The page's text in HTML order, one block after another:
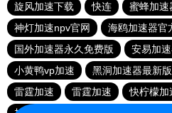
旋风加速下载
快连 蜜蜂加速
神灯加速npv官网
海鸥加速器官
国外加速器永久免费版
安易加
小黄鸭vp加速
黑洞加速器最新版
雷霆加速
雷霆加速 快柠檬加